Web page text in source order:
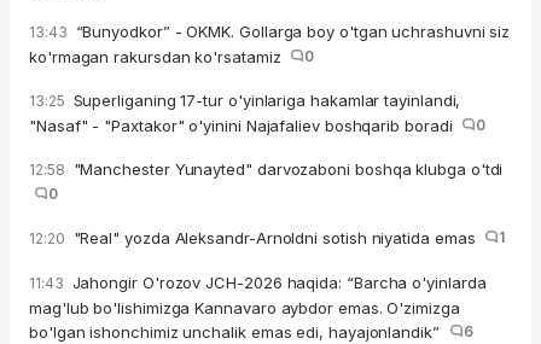
13:43 “Bunyodkor” - OKMK. Gollarga boy o'tgan uchrashuvni siz
ko'rmagan rakursdan ko'rsatamiz
0
13:25 Superliganing 17-tur o'yinlariga hakamlar tayinlandi,
"Nasaf" - "Paxtakor" o'yinini Najafaliev boshqarib boradi
0
12:58 "Manchester Yunayted" darvozaboni boshqa klubga o'tdi
0
12:20 "Real" yozda Aleksandr-Arnoldni sotish niyatida emas 1
11:43 Jahongir O'rozov JCH-2026 haqida: “Barcha o'yinlarda
mag'lub bo'lishimizga Kannavaro aybdor emas. O'zimizga
bo'lgan ishonchimiz unchalik emas edi, hayajonlandik”
6